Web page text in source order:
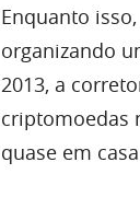
Enquanto
organizando
2013, a
criptomoedas
quase em